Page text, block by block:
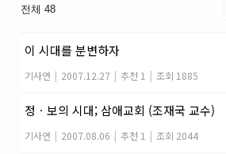
전체 48
이 시대를 분변하자
기사연 | 2007.12.27 | 추천 1 | 조회 1885
정ㆍ보의 시대; 삼애교회 (조재국 교수)
기사연 | 2007.08.06 | 추천 1 | 조회 2044